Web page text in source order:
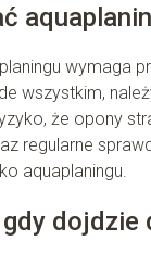
wymaga
wszystkim,
że opony
regularne
aquaplaningu.
dojdzie